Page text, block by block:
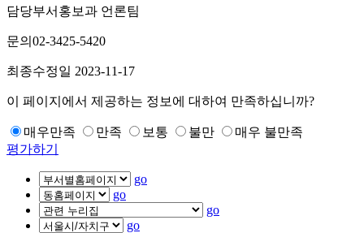
담당부서 홍보과 언론팀
문의 02-3425-5420
최종수정일 2023-11-17
이 페이지에서 제공하는 정보에 대하여 만족하십니까?
매우만족 만족 보통 불만
매우 불만족
평가하기
go
go
go
go